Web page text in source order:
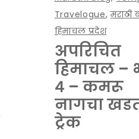
Travelogue,मराठी
हिमाचल प्रदेश
अपरिचित
हिमाचल –
४ – कमरू
नागचा
ट्रेक